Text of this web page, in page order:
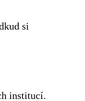
si
institucí.